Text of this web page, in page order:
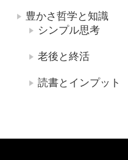
豊かさ哲学と知識
シンプル思考
老後と終活
読書とインプット